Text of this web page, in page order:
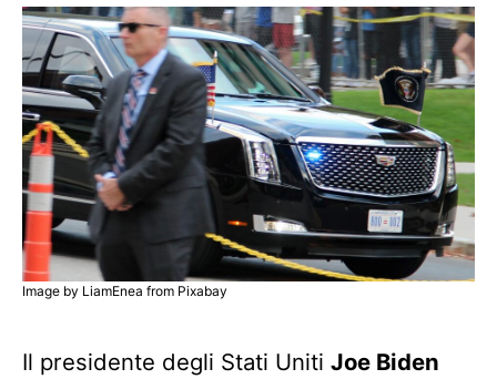
Image by LiamEnea from Pixabay
Il presidente degli Stati Uniti Joe Biden